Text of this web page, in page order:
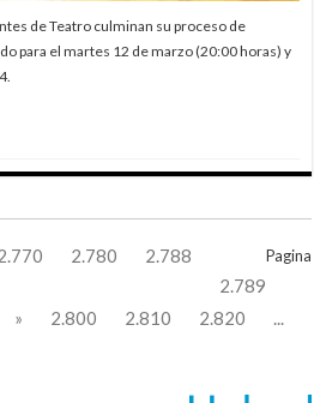
de Teatro culminan su proceso de
para el martes 12 de marzo (20:00 horas) y
Pagina
2.780
2.788
2.789
» 2.800 2.810 2.820
...